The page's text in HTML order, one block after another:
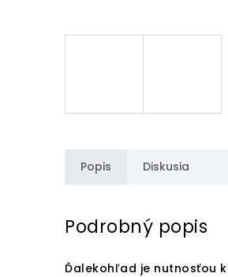
Popis Diskusia
Podrobný popis
Ďalekohľad je nutnosťou